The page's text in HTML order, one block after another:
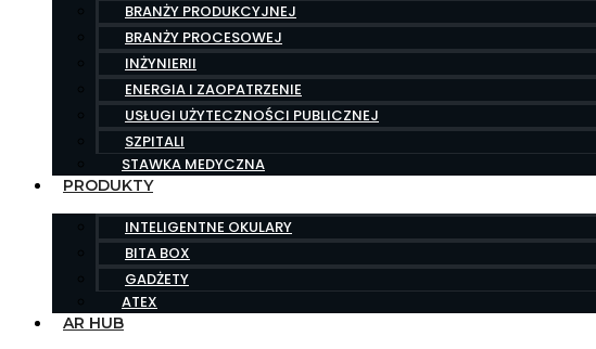
BRANŻY PRODUKCYJNEJ
BRANŻY PROCESOWEJ
INŻYNIERII
ENERGIA I ZAOPATRZENIE
USŁUGI UŻYTECZNOŚCI PUBLICZNEJ
SZPITALI
STAWKA MEDYCZNA
PRODUKTY
INTELIGENTNE OKULARY
BITA BOX
GADŻETY
ATEX
AR HUB